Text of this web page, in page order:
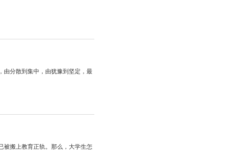
由分散到集中，由犹豫到坚定，最
被搬上教育正轨。那么，大学生怎